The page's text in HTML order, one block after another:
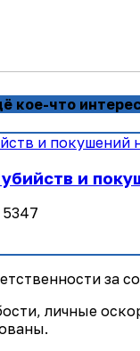
кое-что
и
5347
личные